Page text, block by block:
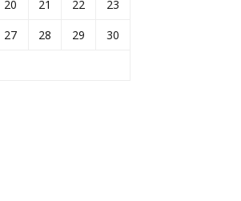
20 21 22
23
27 28 29
30